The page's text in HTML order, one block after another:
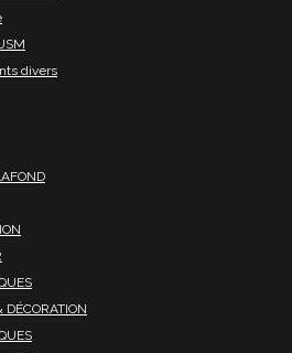
divers
DÉCORATION